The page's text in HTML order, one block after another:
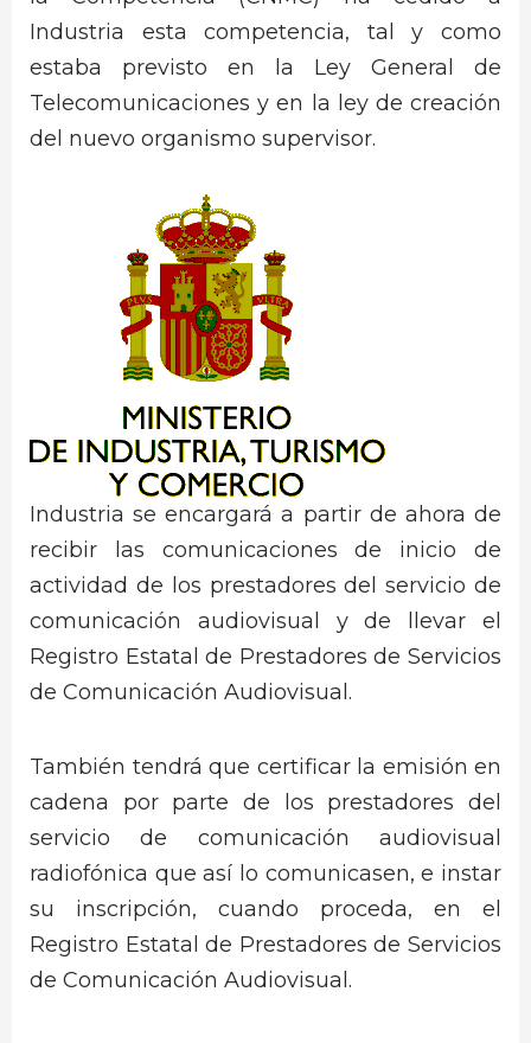
Industria esta competencia, tal y como
estaba previsto en la Ley General de
Telecomunicaciones y en la ley de creación
del nuevo organismo supervisor.
Industria se encargará a partir de ahora de
recibir las comunicaciones de inicio de
actividad de los prestadores del servicio de
comunicación audiovisual y de llevar el
Registro Estatal de Prestadores de Servicios
de Comunicación Audiovisual.
También tendrá que certificar la emisión en
cadena por parte de los prestadores del
servicio de comunicación audiovisual
radiofónica que así lo comunicasen, e instar
su inscripción, cuando proceda, en el
Registro Estatal de Prestadores de Servicios
de Comunicación Audiovisual.